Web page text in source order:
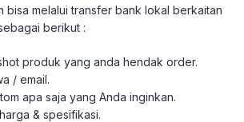
bisa melalui transfer bank lokal berkaitan
berikut :
produk yang anda hendak order.
/ email.
apa saja yang Anda inginkan.
& spesifikasi.